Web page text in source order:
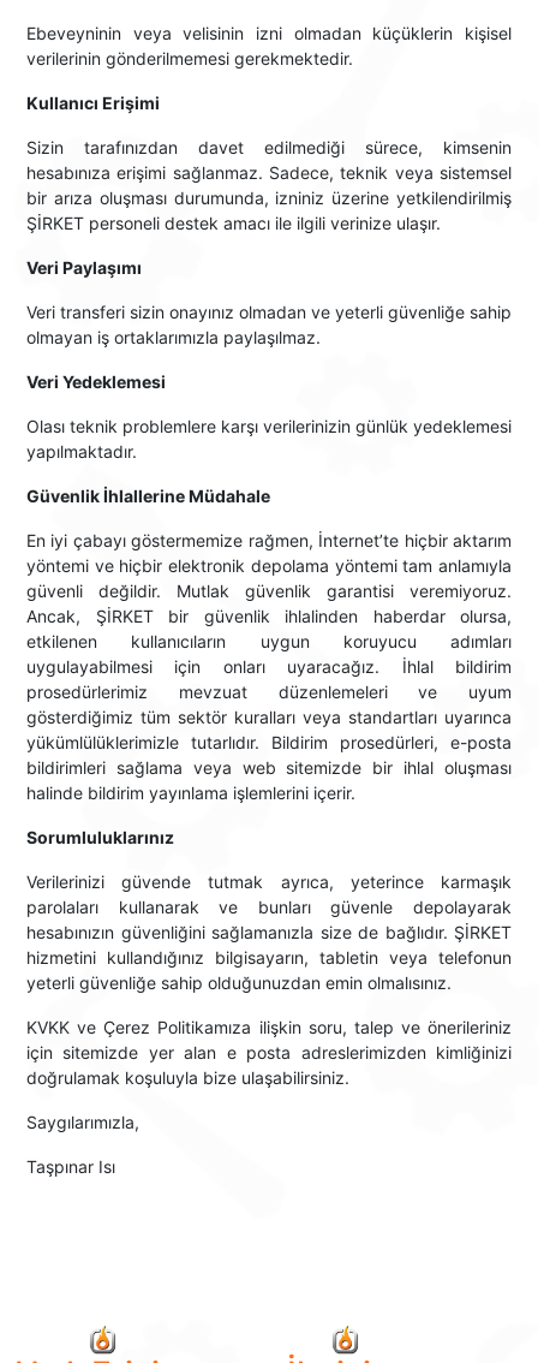
Ebeveyninin veya velisinin izni olmadan küçüklerin kişisel
verilerinin gönderilmemesi gerekmektedir.
Kullanıcı Erişimi
Sizin tarafınızdan davet edilmediği sürece, kimsenin
hesabınıza erişimi sağlanmaz. Sadece, teknik veya sistemsel
bir arıza oluşması durumunda, izniniz üzerine yetkilendirilmiş
ŞİRKET personeli destek amacı ile ilgili verinize ulaşır.
Veri Paylaşımı
Veri transferi sizin onayınız olmadan ve yeterli güvenliğe sahip
olmayan iş ortaklarımızla paylaşılmaz.
Veri Yedeklemesi
Olası teknik problemlere karşı verilerinizin günlük yedeklemesi
yapılmaktadır.
Güvenlik İhlallerine Müdahale
En iyi çabayı göstermemize rağmen, İnternet’te hiçbir aktarım
yöntemi ve hiçbir elektronik depolama yöntemi tam anlamıyla
güvenli değildir. Mutlak güvenlik garantisi veremiyoruz.
Ancak, ŞİRKET bir güvenlik ihlalinden haberdar olursa,
etkilenen kullanıcıların uygun koruyucu adımları
uygulayabilmesi için onları uyaracağız. İhlal bildirim
prosedürlerimiz mevzuat düzenlemeleri ve uyum
gösterdiğimiz tüm sektör kuralları veya standartları uyarınca
yükümlülüklerimizle tutarlıdır. Bildirim prosedürleri, e-posta
bildirimleri sağlama veya web sitemizde bir ihlal oluşması
halinde bildirim yayınlama işlemlerini içerir.
Sorumluluklarınız
Verilerinizi güvende tutmak ayrıca, yeterince karmaşık
parolaları kullanarak ve bunları güvenle depolayarak
hesabınızın güvenliğini sağlamanızla size de bağlıdır. ŞİRKET
hizmetini kullandığınız bilgisayarın, tabletin veya telefonun
yeterli güvenliğe sahip olduğunuzdan emin olmalısınız.
KVKK ve Çerez Politikamıza ilişkin soru, talep ve önerileriniz
için sitemizde yer alan e posta adreslerimizden kimliğinizi
doğrulamak koşuluyla bize ulaşabilirsiniz.
Saygılarımızla,
Taşpınar Isı